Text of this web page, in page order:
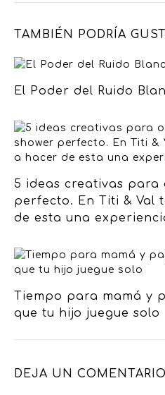
TAMBIÉN PODRÍA
El Poder del Ruido
5 ideas creativas para
perfecto. En Titi & Val
de esta una
Tiempo para mamá y
que tu hijo juegue solo
DEJA UN COMENTARIO